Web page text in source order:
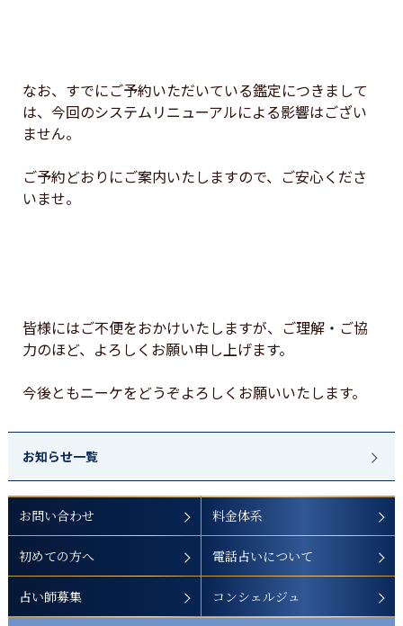
なお、すでにご予約いただいている鑑定につきまして
は、今回のシステムリニューアルによる影響はござい
ません。
ご予約どおりにご案内いたしますので、ご安心くださ
いませ。
皆様にはご不便をおかけいたしますが、ご理解・ご協
力のほど、よろしくお願い申し上げます。
今後ともニーケをどうぞよろしくお願いいたします。
お知らせ一覧
お問い合わせ 料金体系
初めての方へ 電話占いについて
占い師募集 コンシェルジュ